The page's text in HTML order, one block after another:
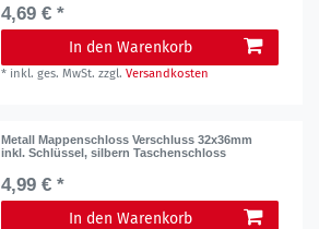
4,69 € *
In den Warenkorb
* inkl. ges. MwSt. zzgl.Versandkosten
Metall Mappenschloss Verschluss 32x36mm
inkl. Schlüssel, silbern Taschenschloss
4,99 € *
In den Warenkorb